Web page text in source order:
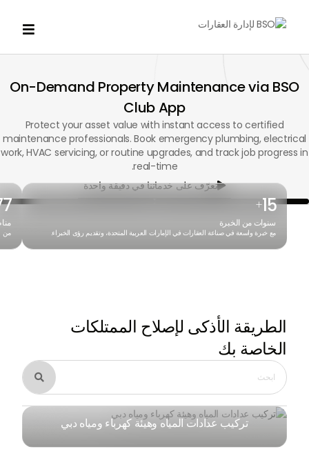

On-Demand Property Maintenance via BSO
Club App
Protect your asset value with instant access to certified
maintenance professionals. Book emergency plumbing, electrical
work, HVAC servicing, or routine upgrades, and track job progress in
real-time.
تعرّف على خدماتنا في دقيقة واحدة
15
+
سنوات من الخبرة
مع خبرة واسعة في صناعة العقارات في الإمارات العربية المتحدة، وتقديم رؤى الخبراء. من
الطريقة الأذكى لإصلاح الممتلكات
الخاصة بك

تركيب عدادات المياه وهيئة كهرباء ومياه دبي